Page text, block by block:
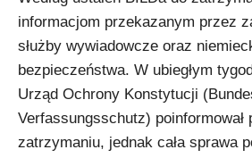
informacjom przekazanym przez
służby wywiadowcze oraz
bezpieczeństwa. W ubiegłym
Urząd Ochrony Konstytucji
Verfassungsschutz) poinformował
zatrzymaniu, jednak cała sprawa